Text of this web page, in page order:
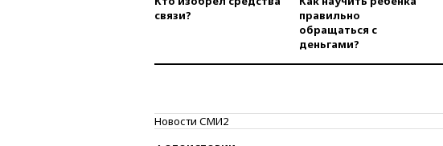
связи?
правильно
обращаться с
деньгами?
Новости СМИ2